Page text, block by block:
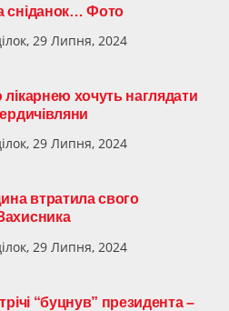
сніданок… Фото
29 Липня, 2024
хочуть наглядати
29 Липня, 2024
втратила свого
29 Липня, 2024
“буцнув” президента –